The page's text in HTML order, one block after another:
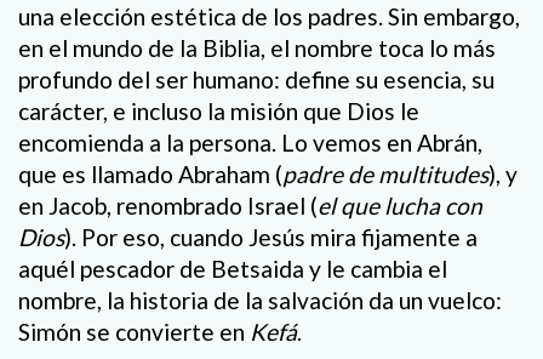
una elección estética de los padres. Sin embargo,
en el mundo de la Biblia, el nombre toca lo más
profundo del ser humano: define su esencia, su
carácter, e incluso la misión que Dios le
encomienda a la persona. Lo vemos en Abrán,
que es llamado Abraham (padre de multitudes), y
en Jacob, renombrado Israel (el que lucha con
Dios). Por eso, cuando Jesús mira fijamente a
aquél pescador de Betsaida y le cambia el
nombre, la historia de la salvación da un vuelco:
Simón se convierte en Kefá.